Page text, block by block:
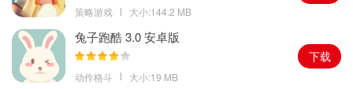
样独特的武器，随处享受。
策略游戏 大小:144.2 MB
兔子跑酷 3.0 安卓版
动作格斗 大小:19 MB
下载